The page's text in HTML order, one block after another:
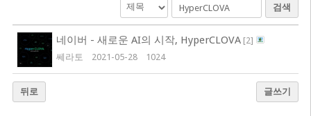
검색
네이버 - 새로운 AI의 시작, HyperCLOVA[2]
쎄라토
2021-05-28 1024
뒤로 글쓰기